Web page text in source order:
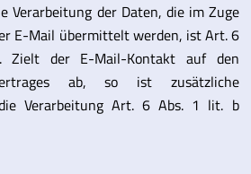
Verarbeitung der Daten, die im Zuge
E-Mail übermittelt werden, ist Art. 6
Zielt der E-Mail-Kontakt auf den
ab, so ist zusätzliche
Verarbeitung Art. 6 Abs. 1 lit. b